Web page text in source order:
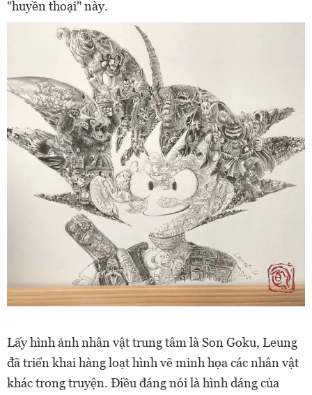
"huyền thoại" này.
Lấy hình ảnh nhân vật trung tâm là Son Goku, Leung
đã triển khai hàng loạt hình vẽ minh họa các nhân vật
khác trong truyện. Điều đáng nói là hình dáng của